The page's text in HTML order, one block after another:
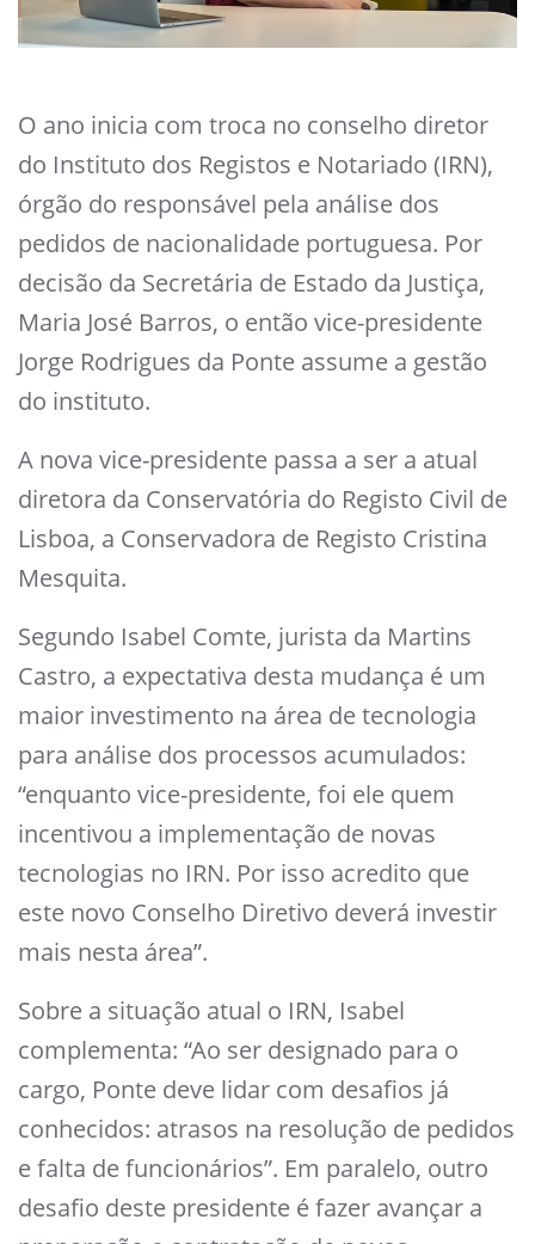
O ano inicia com troca no conselho diretor
do Instituto dos Registos e Notariado (IRN),
órgão do responsável pela análise dos
pedidos de nacionalidade portuguesa. Por
decisão da Secretária de Estado da Justiça,
Maria José Barros, o então vice-presidente
Jorge Rodrigues da Ponte assume a gestão
do instituto.
A nova vice-presidente passa a ser a atual
diretora da Conservatória do Registo Civil de
Lisboa, a Conservadora de Registo Cristina
Mesquita.
Segundo Isabel Comte, jurista da Martins
Castro, a expectativa desta mudança é um
maior investimento na área de tecnologia
para análise dos processos acumulados:
“enquanto vice-presidente, foi ele quem
incentivou a implementação de novas
tecnologias no IRN. Por isso acredito que
este novo Conselho Diretivo deverá investir
mais nesta área”.
Sobre a situação atual o IRN, Isabel
complementa: “Ao ser designado para o
cargo, Ponte deve lidar com desafios já
conhecidos: atrasos na resolução de pedidos
e falta de funcionários”. Em paralelo, outro
desafio deste presidente é fazer avançar a